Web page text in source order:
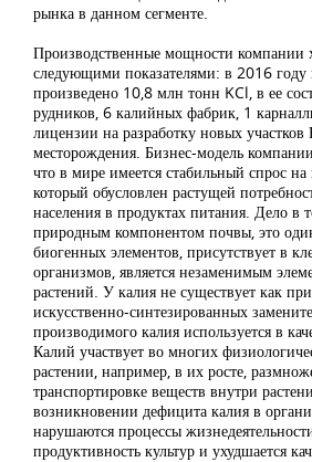
рынка в данном сегменте.
Производственные мощности компании
следующими показателями: в 2016
произведено 10,8 млн тонн KCl, в ее
рудников, 6 калийных фабрик, 1
лицензии на разработку новых участков
месторождения. Бизнес-модель
что в мире имеется стабильный спрос
который обусловлен растущей
населения в продуктах питания. Дело в
природным компонентом почвы, это
биогенных элементов, присутствует в
организмов, является незаменимым
растений. У калия не существует как
искусственно-синтезированных
производимого калия используется в
Калий участвует во многих
растении, например, в их росте,
транспортировке веществ внутри
возникновении дефицита калия в
нарушаются процессы
продуктивность культур и ухудшается